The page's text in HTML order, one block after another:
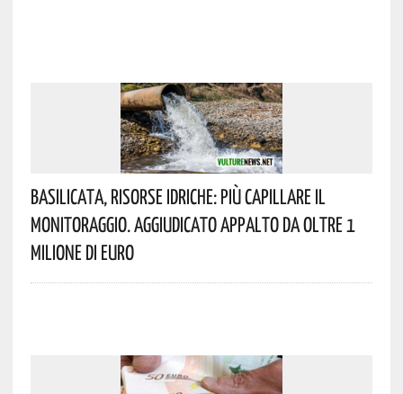
Basilicata, Risorse Idriche: Più Capillare Il
Monitoraggio. Aggiudicato Appalto Da Oltre 1
Milione Di Euro